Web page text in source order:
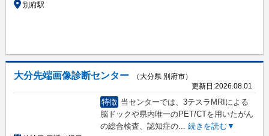
別府駅
大分先端画像診断センター
（大分県 別府市）
更新日:2026.08.01
特徴 当センターでは、3テスラMRIによる
脳ドックや県内唯一のPET/CTを用いたがん
の総合検査、認知症の... 続きを読む▼